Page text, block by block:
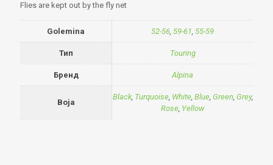
Flies are kept out by the fly net
Golemina 52-56, 59-61, 55-59
Тип Touring
Бренд Alpina
Boja
Black, Turquoise, White, Blue, Green, Grey,
Rose, Yellow